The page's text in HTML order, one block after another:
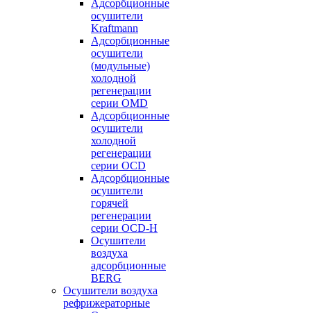
Адсорбционные
осушители
Kraftmann
Адсорбционные
осушители
(модульные)
холодной
регенерации
серии OMD
Адсорбционные
осушители
холодной
регенерации
серии OCD
Адсорбционные
осушители
горячей
регенерации
серии OСD-H
Осушители
воздуха
адсорбционные
BERG
Осушители воздуха
рефрижераторные